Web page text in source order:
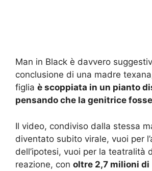
Man in Black è davvero
conclusione di una madre
figlia è scoppiata in un pianto
pensando che la genitrice
Il video, condiviso dalla stessa
diventato subito virale, vuoi per
dell’ipotesi, vuoi per la teatralità
reazione, con oltre 2,7 milioni di